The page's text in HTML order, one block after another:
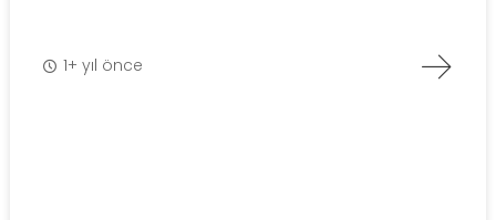
1+ yıl önce